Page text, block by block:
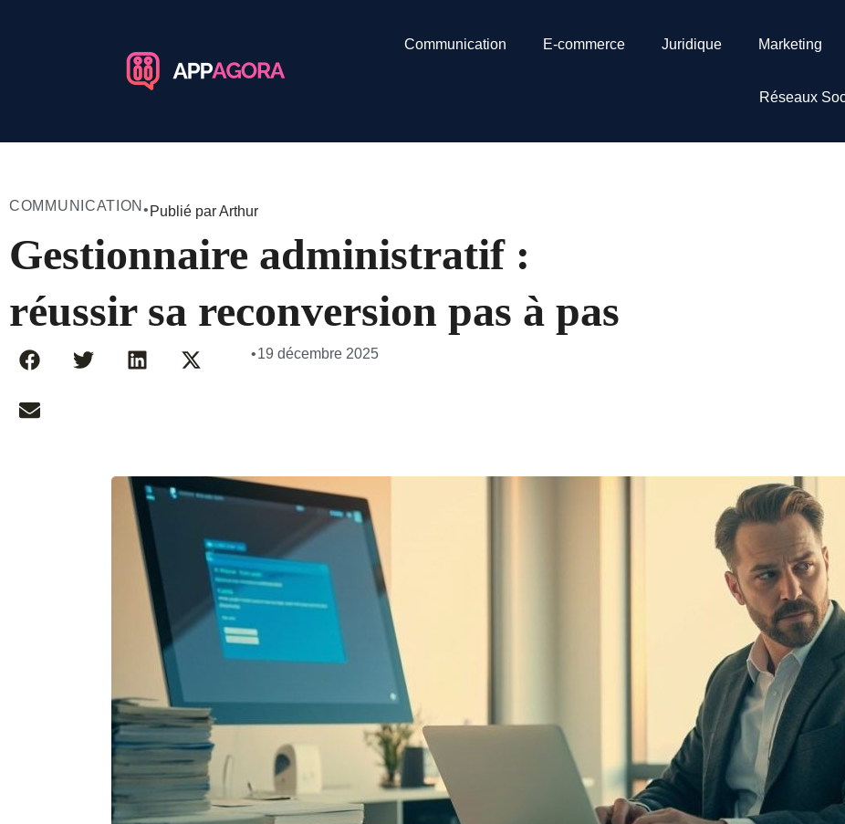
Communication E-commerce Juridique Marketing
Réseaux
COMMUNICATION• Publié par Arthur
Gestionnaire administratif :
réussir sa reconversion pas à pas
•19 décembre 2025